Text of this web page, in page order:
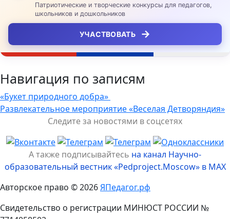
Патриотические и творческие конкурсы для педагогов,
школьников и дошкольников
УЧАСТВОВАТЬ →
Навигация по записям
«Букет природного добра»
Развлекательное мероприятие «Веселая Детворяндия»
Следите за новостями в соцсетях
А также подписывайтесь на канал Научно-
образовательный вестник «Pedproject.Moscow» в MAX
Авторское право © 2026ЯПедагог.рф
Свидетельство о регистрации МИНЮСТ РОССИИ №